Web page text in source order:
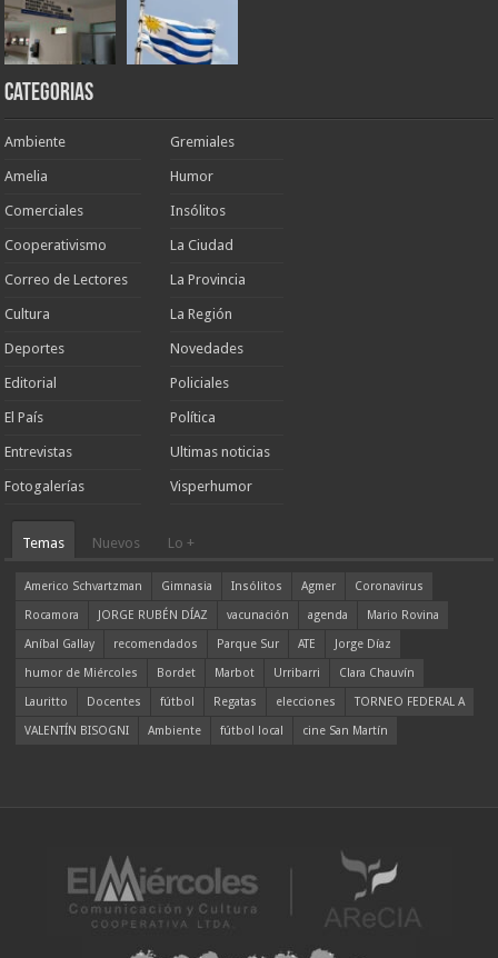
Categorias
Ambiente
Amelia
Comerciales
Cooperativismo
Correo de Lectores
Cultura
Deportes
Editorial
El País
Entrevistas
Fotogalerías
Gremiales
Humor
Insólitos
La Ciudad
La Provincia
La Región
Novedades
Policiales
Política
Ultimas noticias
Visperhumor
Temas Nuevos Lo +
Americo Schvartzman Gimnasia Insólitos Agmer
Coronavirus
Rocamora
JORGE RUBÉN DÍAZ vacunación agenda
Mario Rovina
Aníbal Gallay
recomendados Parque Sur ATE
Jorge Díaz
humor de Miércoles
Bordet Marbot Urribarri
Clara Chauvín
Lauritto
Docentes fútbol Regatas elecciones
TORNEO FEDERAL A
VALENTÍN BISOGNI
Ambiente fútbol local cine San Martín